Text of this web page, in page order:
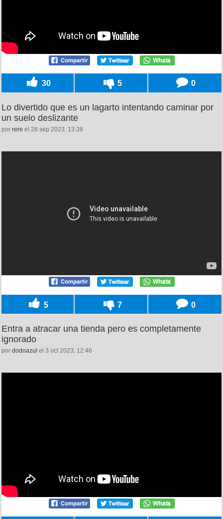
30 5 0
Lo divertido que es un lagarto intentando caminar por
un suelo deslizante
por rere el 28 sep 2023, 13:38
5 7 0
Entra a atracar una tienda pero es completamente
ignorado
por dodoazul el 3 oct 2023, 12:46